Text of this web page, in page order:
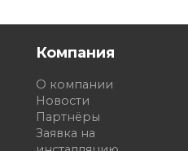
Компания
О компании
Новости
Партнёры
Заявка на